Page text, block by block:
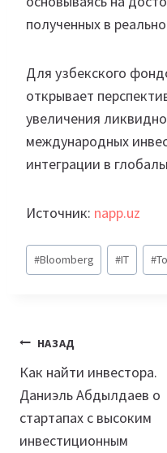
полученных в
Для узбекского
открывает
увеличения
международных
интеграции в
Источник: napp.uz
Метки
записи:
#Bloomberg #IT #
Навигация
по
записям
НАЗАД
Как найти инвестора.
Даниэль Абдылдаев о
стартапах с высоким
инвестиционным